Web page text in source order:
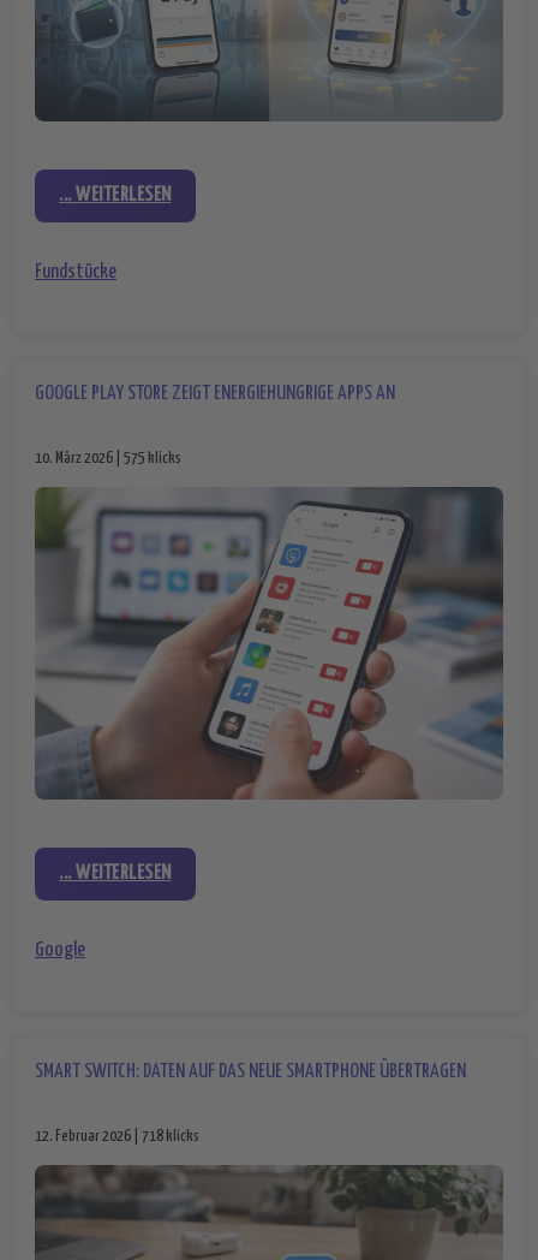
... WEITERLESEN
Fundstücke
GOOGLE PLAY STORE ZEIGT ENERGIEHUNGRIGE APPS AN
10. März 2026 | 575 klicks
... WEITERLESEN
Google
SMART SWITCH: DATEN AUF DAS NEUE SMARTPHONE ÜBERTRAGEN
12. Februar 2026 | 718 klicks